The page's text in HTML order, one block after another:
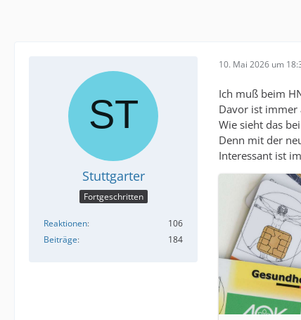
Stuttgarter
Fortgeschritten
Reaktionen
106
Beiträge
184
10. Mai 2026 um
Ich muß beim
Davor ist immer
Wie sieht das
Denn mit der
Interessant ist